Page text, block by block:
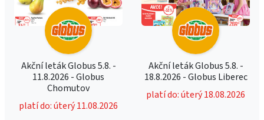
Akční leták Globus 5.8. -
11.8.2026 - Globus
Chomutov
platí do: úterý 11.08.2026
Akční leták Globus 5.8. -
18.8.2026 - Globus Liberec
platí do: úterý 18.08.2026